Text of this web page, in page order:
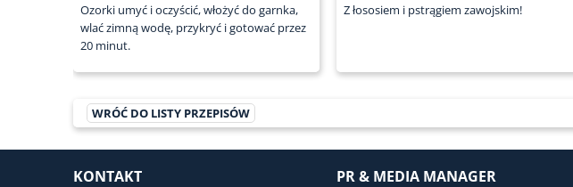
Ozorki umyć i oczyścić, włożyć do garnka,
wlać zimną wodę, przykryć i gotować przez
20 minut.
Z łososiem i pstrągiem zawojskim!
WRÓĆ DO LISTY PRZEPISÓW
KONTAKT PR & MEDIA MANAGER